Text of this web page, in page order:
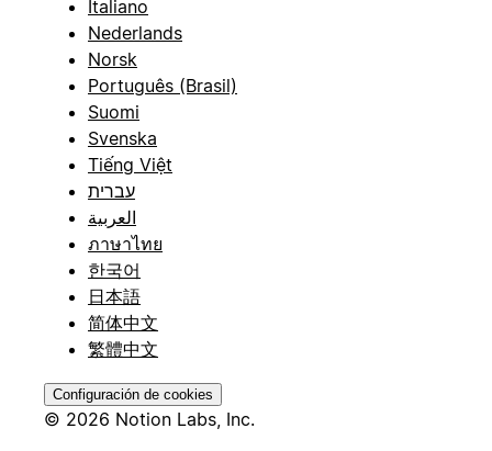
Italiano
Nederlands
Norsk
Português (Brasil)
Suomi
Svenska
Tiếng Việt
עברית
العربية
ภาษาไทย
한국어
日本語
简体中文
繁體中文
Configuración de cookies
© 2026 Notion Labs, Inc.